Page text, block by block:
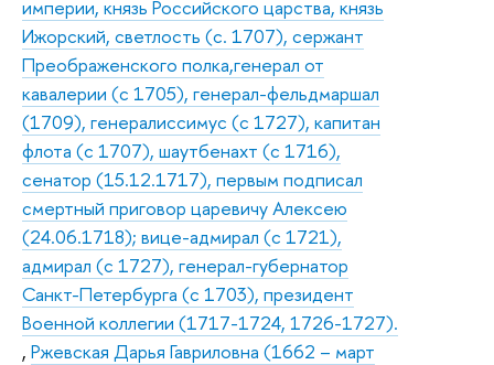
империи, князь Российского царства, князь
Ижорский, светлость (с. 1707), сержант
Преображенского полка,генерал от
кавалерии (с 1705), генерал-фельдмаршал
(1709), генералиссимус (с 1727), капитан
флота (с 1707), шаутбенахт (с 1716),
сенатор (15.12.1717), первым подписал
смертный приговор царевичу Алексею
(24.06.1718); вице-адмирал (с 1721),
адмирал (с 1727), генерал-губернатор
Санкт-Петербурга (с 1703), президент
Военной коллегии (1717-1724, 1726-1727).
, Ржевская Дарья Гавриловна (1662 – март